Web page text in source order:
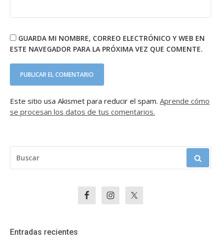
GUARDA MI NOMBRE, CORREO ELECTRÓNICO Y WEB EN
ESTE NAVEGADOR PARA LA PRÓXIMA VEZ QUE COMENTE.
Este sitio usa Akismet para reducir el spam. Aprende cómo
se procesan los datos de tus comentarios.
Entradas recientes